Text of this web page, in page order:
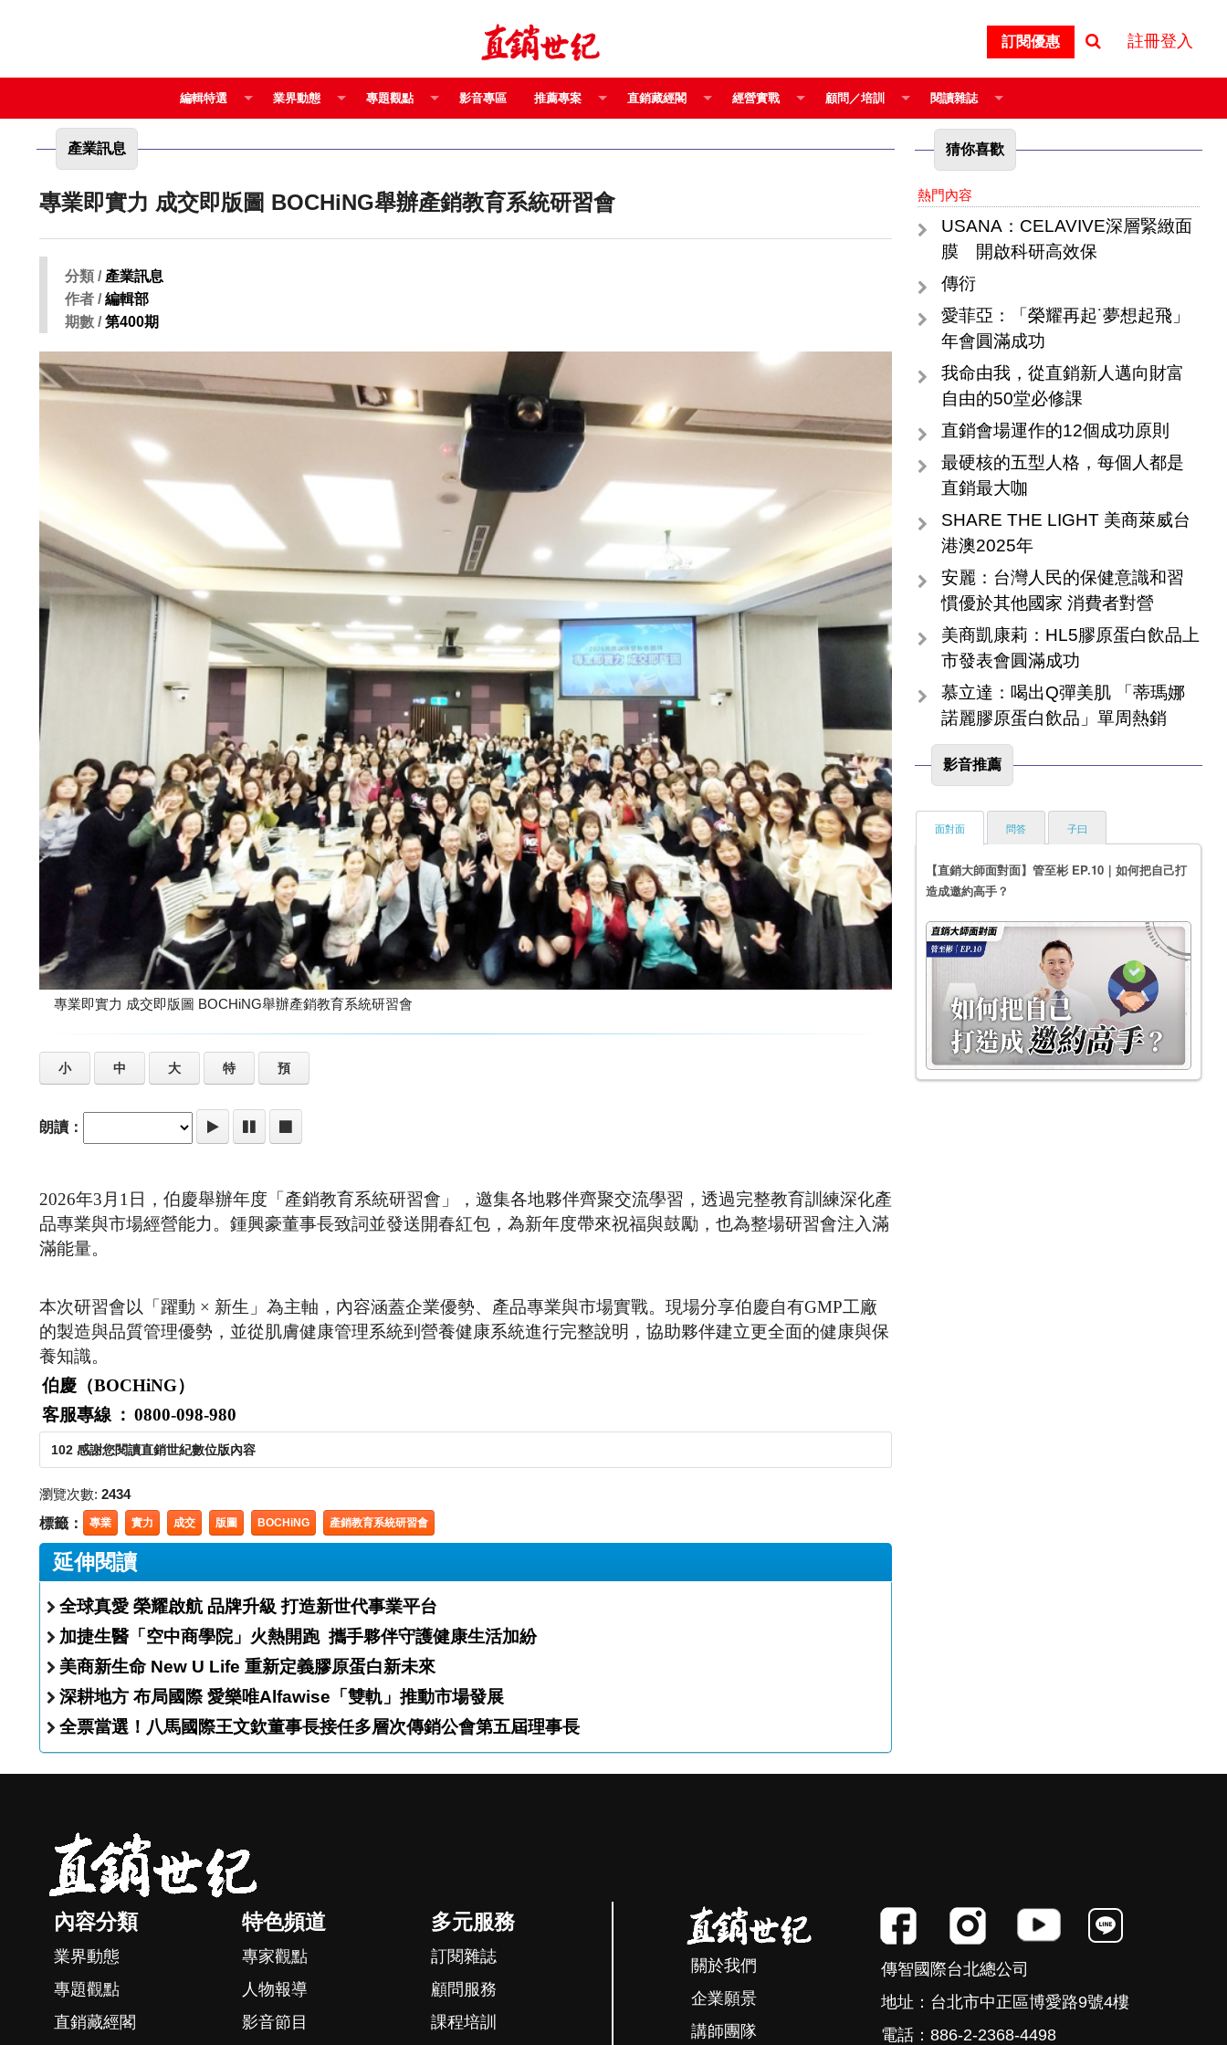
訂閱優惠 註冊登入
編輯特選 業界動態 專題觀點 影音專區 推薦專案 直銷藏經閣 經營實戰 顧問／培訓 閱讀雜誌
產業訊息
專業即實力 成交即版圖 BOCHiNG舉辦產銷教育系統研習會
分類 / 產業訊息
作者 /編輯部
期數 /第400期
專業即實力 成交即版圖 BOCHiNG舉辦產銷教育系統研習會
小 中 大 特 預
朗讀：
2026年3月1日，伯慶舉辦年度「產銷教育系統研習會」，邀集各地夥伴齊聚交流學習，透過完整教育訓練深化產
品專業與市場經營能力。鍾興豪董事長致詞並發送開春紅包，為新年度帶來祝福與鼓勵，也為整場研習會注入滿
滿能量。
本次研習會以「躍動 × 新生」為主軸，內容涵蓋企業優勢、產品專業與市場實戰。現場分享伯慶自有GMP工廠
的製造與品質管理優勢，並從肌膚健康管理系統到營養健康系統進行完整說明，協助夥伴建立更全面的健康與保
養知識。
伯慶（BOCHiNG）
客服專線 ： 0800-098-980
102 感謝您閱讀直銷世紀數位版內容
瀏覽次數: 2434
標籤： 專業 實力 成交 版圖 BOCHiNG 產銷教育系統研習會
延伸閱讀
全球真愛 榮耀啟航 品牌升級 打造新世代事業平台
加捷生醫「空中商學院」火熱開跑 攜手夥伴守護健康生活加紛
美商新生命 New U Life 重新定義膠原蛋白新未來
深耕地方 布局國際 愛樂唯Alfawise「雙軌」推動市場發展
全票當選！八馬國際王文欽董事長接任多層次傳銷公會第五屆理事長
猜你喜歡
熱門內容
USANA：CELAVIVE深層緊緻面
膜 開啟科研高效保
傳衍
愛菲亞：「榮耀再起˙夢想起飛」
年會圓滿成功
我命由我，從直銷新人邁向財富
自由的50堂必修課
直銷會場運作的12個成功原則
最硬核的五型人格，每個人都是
直銷最大咖
SHARE THE LIGHT 美商萊威台
港澳2025年
安麗：台灣人民的保健意識和習
慣優於其他國家 消費者對營
美商凱康莉：HL5膠原蛋白飲品上
市發表會圓滿成功
慕立達：喝出Q彈美肌 「蒂瑪娜
諾麗膠原蛋白飲品」單周熱銷
影音推薦
面對面
【直銷大師面對面】管至彬 EP.10｜如何把自己打
造成邀約高手？
問答 子曰
內容分類
業界動態
專題觀點
直銷藏經閣
特色頻道
專家觀點
人物報導
影音節目
多元服務
訂閱雜誌
顧問服務
課程培訓
關於我們
企業願景
講師團隊
傳智國際台北總公司
地址：台北市中正區博愛路9號4樓
電話：886-2-2368-4498